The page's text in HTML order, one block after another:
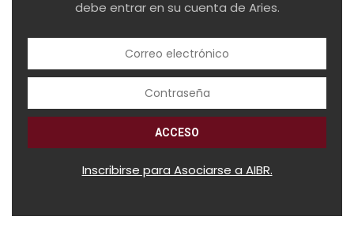
debe entrar en su cuenta de Aries.
Inscribirse para Asociarse a AIBR.